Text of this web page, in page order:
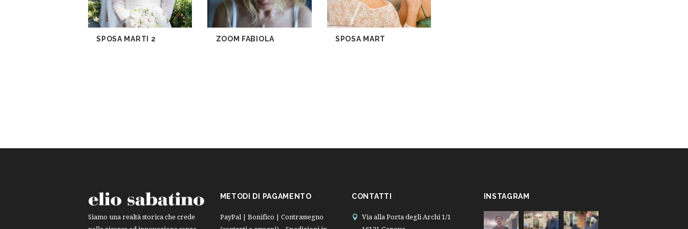
SPOSA MARTI 2 ZOOM FABIOLA SPOSA MART
Siamo una realtà storica che crede
METODI DI PAGAMENTO
PayPal | Bonifico | Contrassegno
CONTATTI
Via alla Porta degli Archi 1/1
INSTAGRAM